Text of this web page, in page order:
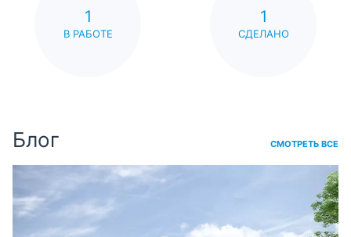
1
В РАБОТЕ
1
СДЕЛАНО
Блог СМОТРЕТЬ ВСЕ